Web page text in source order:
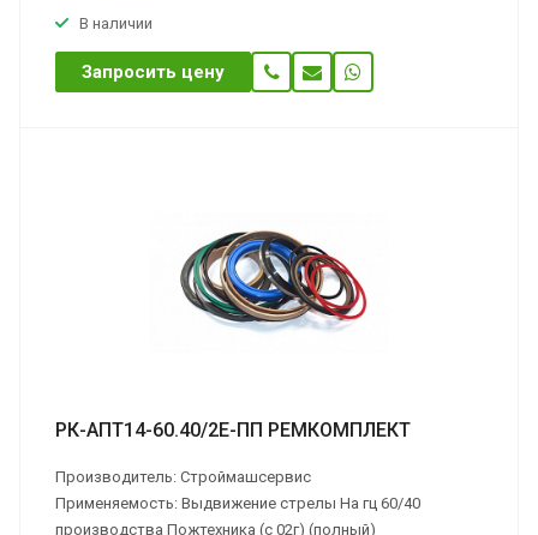
В наличии
Запросить цену
РК-АПТ14-60.40/2Е-ПП РЕМКОМПЛЕКТ
Производитель: Строймашсервис
Применяемость: Выдвижение стрелы На гц 60/40
производства Пожтехника (с 02г) (полный)